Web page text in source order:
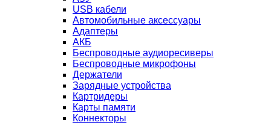
USB кабели
Автомобильные аксессуары
Адаптеры
АКБ
Беспроводные аудиоресиверы
Беспроводные микрофоны
Держатели
Зарядные устройства
Картридеры
Карты памяти
Коннекторы